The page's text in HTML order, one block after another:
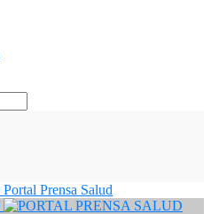
Portal Prensa Salud